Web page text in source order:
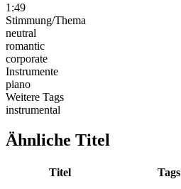
1:49
Stimmung/Thema
neutral
romantic
corporate
Instrumente
piano
Weitere Tags
instrumental
Ähnliche Titel
Titel Tags